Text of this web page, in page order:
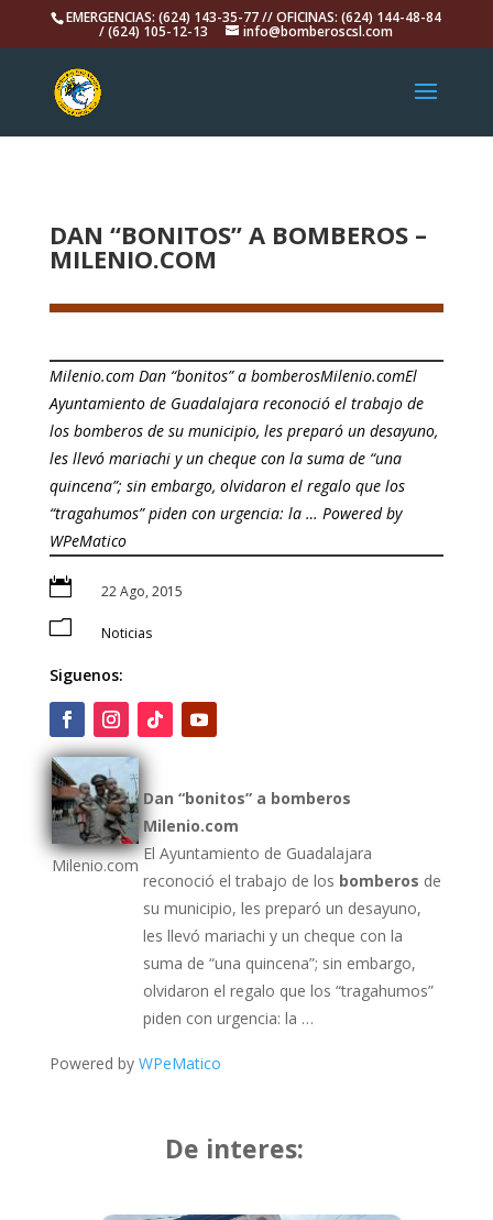
EMERGENCIAS: (624) 143-35-77 // OFICINAS: (624) 144-48-84
/ (624) 105-12-13 info@bomberoscsl.com
DAN “BONITOS” A BOMBEROS –
MILENIO.COM
Milenio.com Dan “bonitos” a bomberosMilenio.comEl
Ayuntamiento de Guadalajara reconoció el trabajo de
los bomberos de su municipio, les preparó un desayuno,
les llevó mariachi y un cheque con la suma de “una
quincena”; sin embargo, olvidaron el regalo que los
“tragahumos” piden con urgencia: la … Powered by
WPeMatico
 22 Ago, 2015
m Noticias
Siguenos:
Milenio.com
Dan “bonitos” a bomberos
Milenio.com
El Ayuntamiento de Guadalajara
reconoció el trabajo de los bomberos de
su municipio, les preparó un desayuno,
les llevó mariachi y un cheque con la
suma de “una quincena”; sin embargo,
olvidaron el regalo que los “tragahumos”
piden con urgencia: la …
Powered by WPeMatico
De interes: